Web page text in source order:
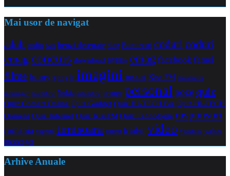
Mai usor de navigat
adult audio bani benzi desenate blog Bucuresti coduricoduri
emag concurs download DVDRip emag facebook femei
filme funny google imagini jocuri Kiss FM maramures
messenger noiembrie Nokia octombrie orange personal pozequiz
Quiz Comert Online Quiz Gadget Quiz HI-TECH Biz Quiz HI-TECH
Oameni Quiz Internet Quiz KissFM Quiz Tehnologie raspunsuri
romania sugestii timisoara torrent trailer video Vodafone yahoo
messenger
Arhive Anuale